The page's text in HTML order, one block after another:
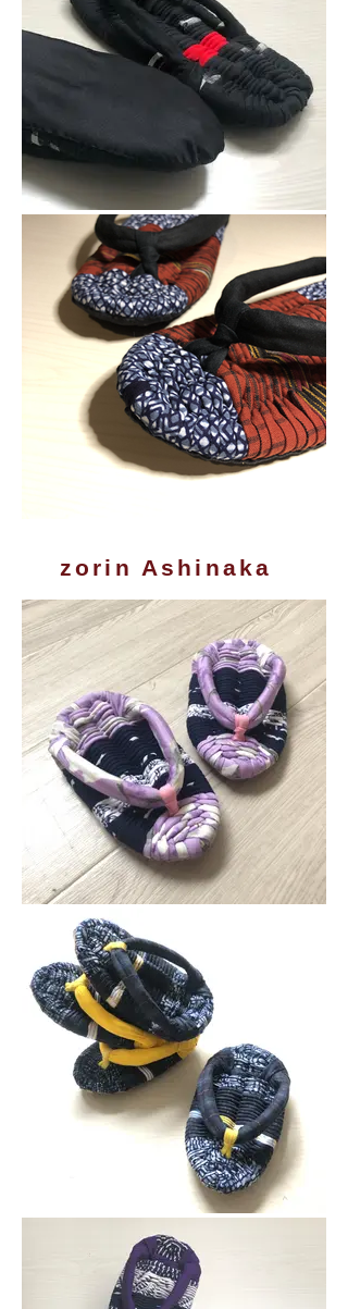
zorin Ashinaka